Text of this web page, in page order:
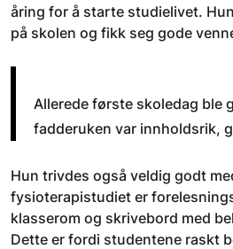
åring for å starte studielivet.
på skolen og fikk seg gode
Allerede første skoledag ble
fadderuken var innholdsrik,
Hun trivdes også veldig godt
fysioterapistudiet er
klasserom og skrivebord med
Dette er fordi studentene raskt